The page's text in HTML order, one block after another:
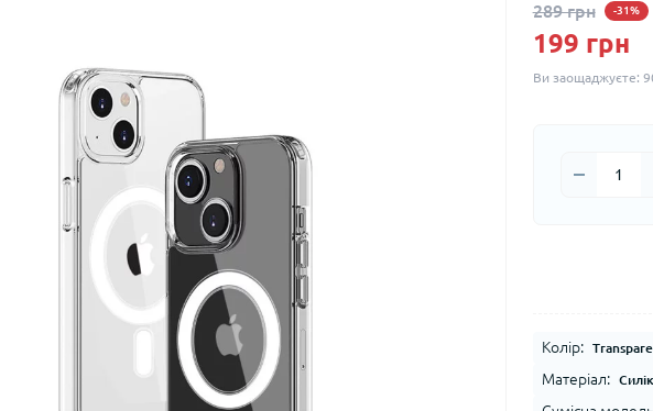
289 грн -31%
199 грн
Ви заощаджуєте:
Колір:
Матеріал: